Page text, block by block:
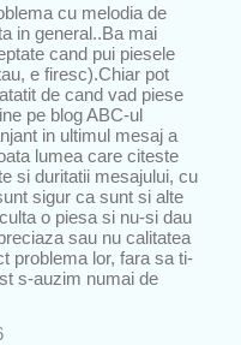
cu melodia de
in general..Ba mai
cand pui piesele
e firesc).Chiar pot
de cand vad piese
pe blog ABC-ul
in ultimul mesaj a
lumea care citeste
si duritatii mesajului, cu
sigur ca sunt si alte
o piesa si nu-si dau
sau nu calitatea
problema lor, fara sa ti-
s-auzim numai de